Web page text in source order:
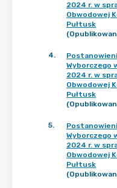
2024 r. w
Obwodowej
Pułtusk
4.
Wyborczego
2024 r. w
Obwodowej
Pułtusk
5.
Wyborczego
2024 r. w
Obwodowej
Pułtusk